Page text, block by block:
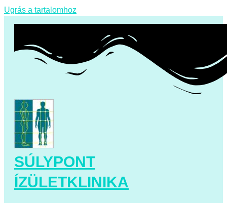
Ugrás a tartalomhoz
SÚLYPONT
ÍZÜLETKLINIKA